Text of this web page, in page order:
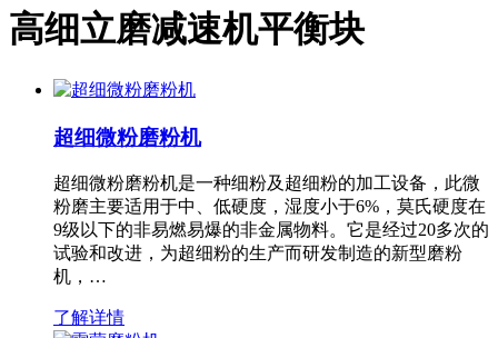
高细立磨减速机平衡块
超细微粉磨粉机
超细微粉磨粉机是一种细粉及超细粉的加工设备，此微
粉磨主要适用于中、低硬度，湿度小于6%，莫氏硬度在
9级以下的非易燃易爆的非金属物料。它是经过20多次的
试验和改进，为超细粉的生产而研发制造的新型磨粉
机，…
了解详情